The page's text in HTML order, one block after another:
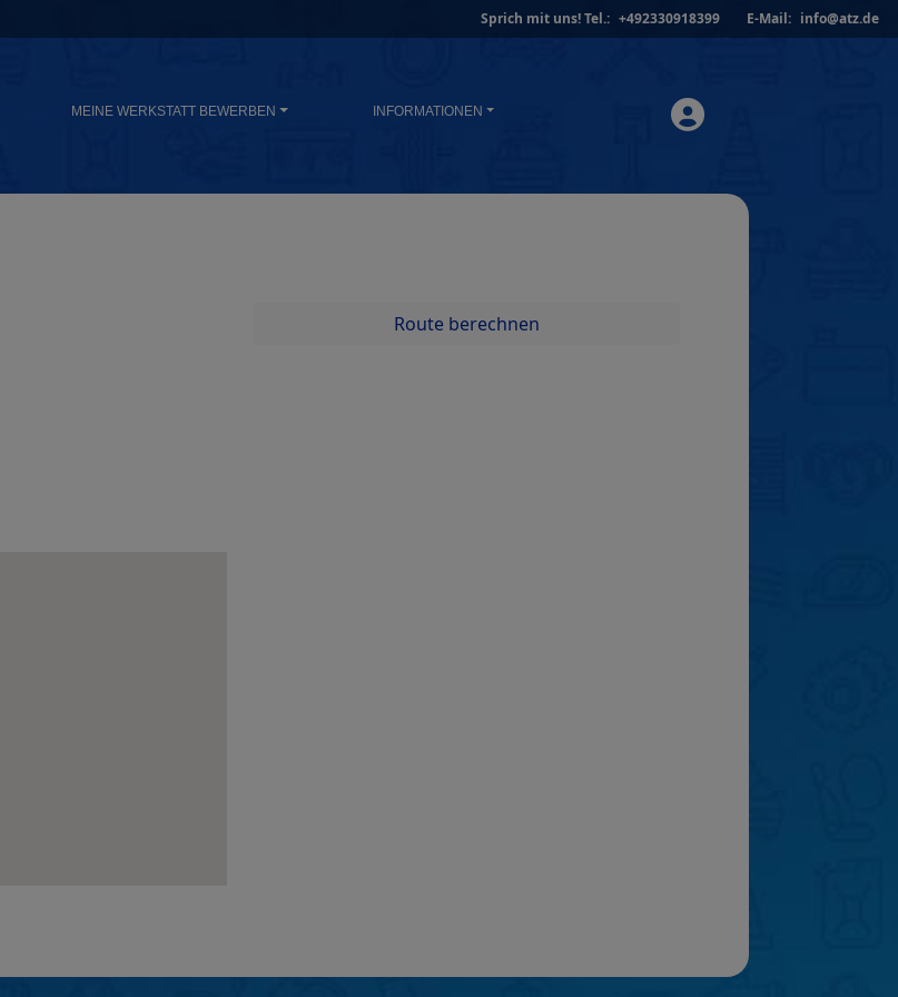
Sprich mit uns!Tel.: +492330918399 E-Mail: info@atz.de
MEINE WERKSTATT BEWERBEN INFORMATIONEN
Route berechnen